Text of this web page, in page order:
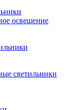
освещение
светильники